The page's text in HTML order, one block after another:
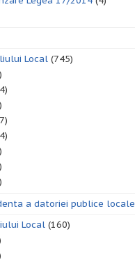
Local (745)
a datoriei publice locale
Local (160)